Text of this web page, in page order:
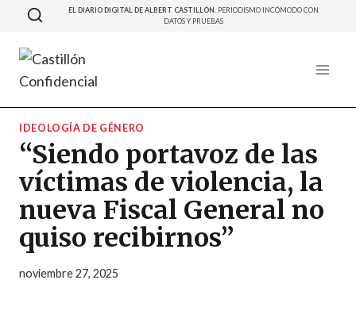
Saltar
contenido
EL DIARIO DIGITAL DE ALBERT CASTILLÓN. PERIODISMO INCÓMODO CON
DATOS Y PRUEBAS
IDEOLOGÍA DE GÉNERO
“Siendo portavoz de las
víctimas de violencia, la
nueva Fiscal General no
quiso recibirnos”
noviembre 27, 2025